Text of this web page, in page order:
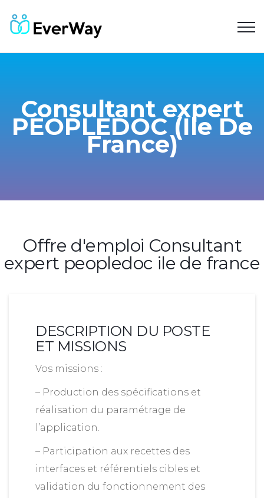
Consultant expert
PEOPLEDOC (Ile De
France)
Offre d'emploi Consultant
expert peopledoc ile de france
DESCRIPTION DU POSTE
ET MISSIONS
Vos missions :
– Production des spécifications et
réalisation du paramétrage de
l’application.
– Participation aux recettes des
interfaces et référentiels cibles et
validation du fonctionnement des